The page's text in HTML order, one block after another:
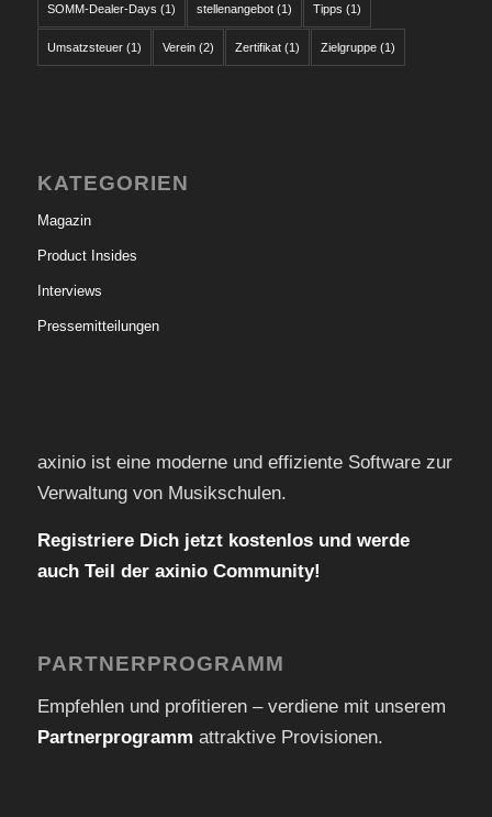
SOMM-Dealer-Days (1) stellenangebot(1) Tipps (1)
Umsatzsteuer(1) Verein(2) Zertifikat(1) Zielgruppe(1)
KATEGORIEN
Magazin
Product Insides
Interviews
Pressemitteilungen
axinio ist eine moderne und effiziente Software zur
Verwaltung von Musikschulen.
Registriere Dich jetzt kostenlos und werde
auch Teil der axinio Community!
PARTNERPROGRAMM
Empfehlen und profitieren – verdiene mit unserem
Partnerprogramm attraktive Provisionen.